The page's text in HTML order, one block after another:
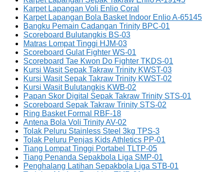
Karpet Lapangan Voli Enlio Coral
Karpet Lapangan Bola Basket Indoor Enlio A-65145
Bangku Pemain Cadangan Trinity BPC-01
Scoreboard Bulutangkis BS-03
Matras Lompat Tinggi HJM-03
Scoreboard Gulat Fighter WS-01
Scoreboard Tae Kwon Do Fighter TKDS-01
Kursi Wasit Sepak Takraw Trinity KWST-03
Kursi Wasit Sepak Takraw Trinity KWST-02
Kursi Wasit Bulutangkis KWB-02
Papan Skor Digital Sepak Takraw Trinity STS-01
Scoreboard Sepak Takraw Trinity STS-02
Ring Basket Formal RBF-18
Antena Bola Voli Trinity AV-02
Tolak Peluru Stainless Steel 3kg TPS-3
Tolak Peluru Penjas Kids Athletics PP-01
Tiang Lompat Tinggi Portabel TLTP-05
Tiang Penanda Sepakbola Liga SMP-01
Penghalang Latihan Sepakbola Liga STB-01